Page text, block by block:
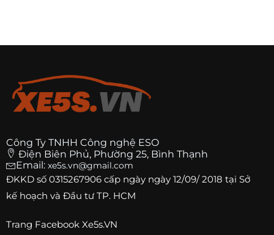
Công Ty TNHH Công nghệ ESO
Điện Biên Phủ, Phường 25, Bình Thạnh
Email: xe5s.vn@gmail.com
ĐKKD số 0315267906 cấp ngày ngày 12/09/ 2018 tại Sở
kế hoạch và Đầu tư TP. HCM
Trang Facebook Xe5s.VN